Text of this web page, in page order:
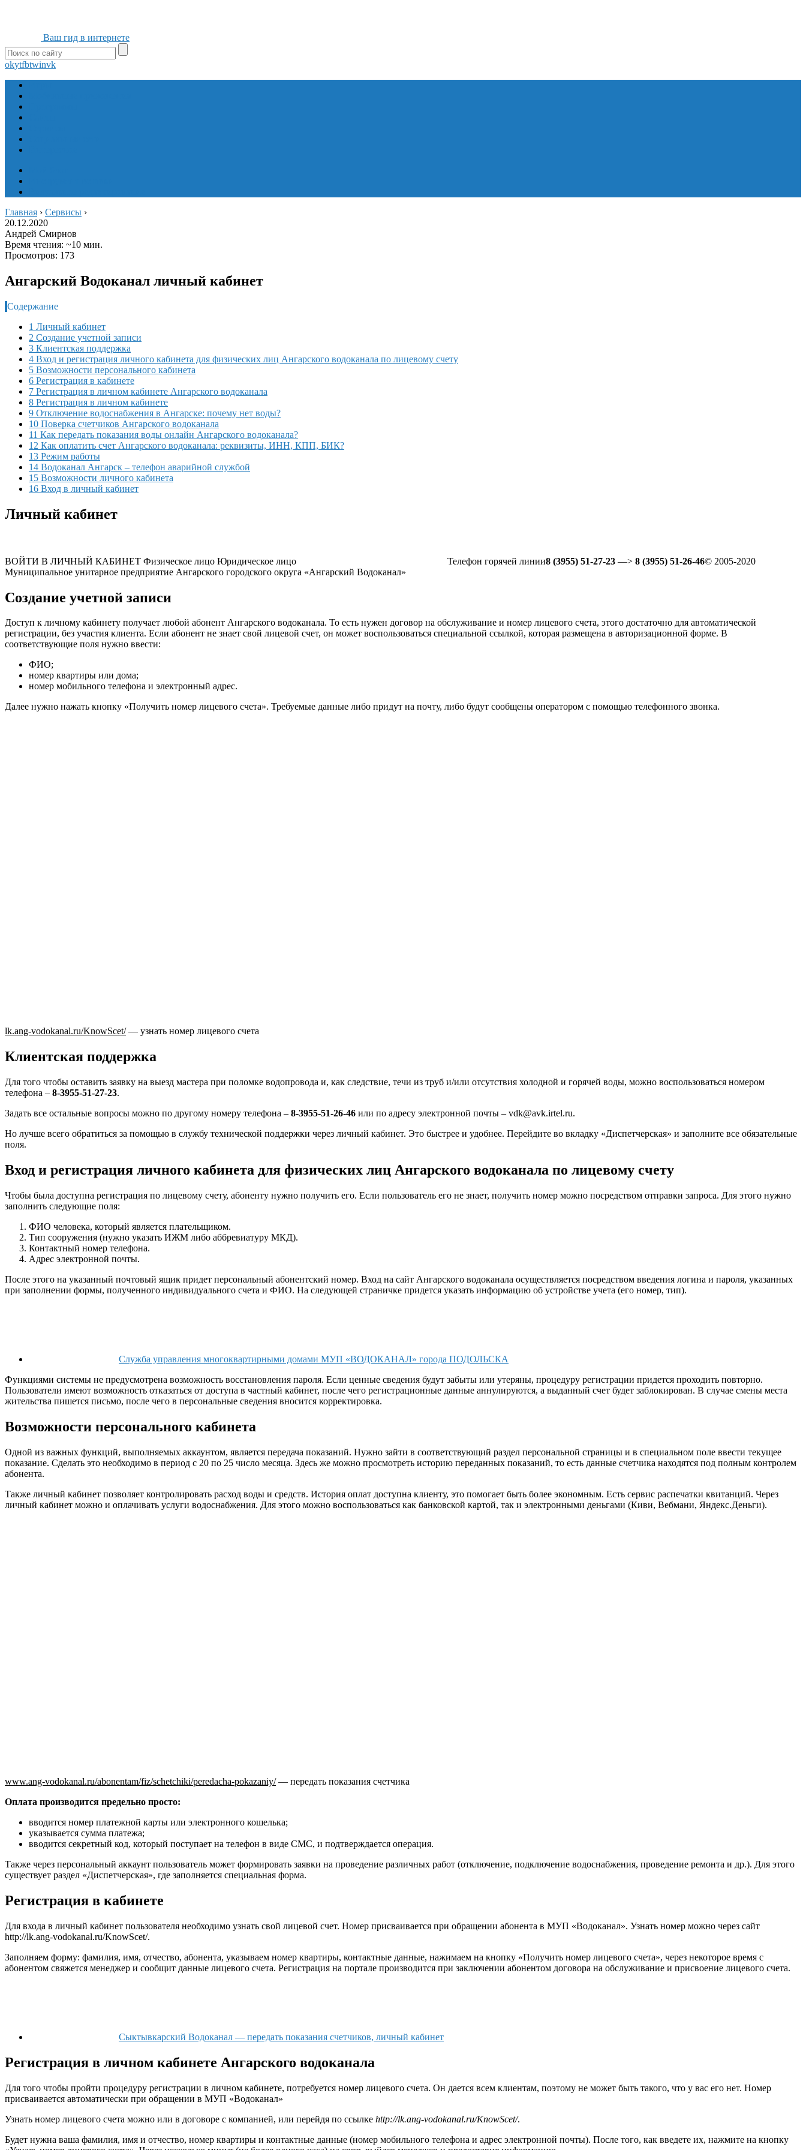
Ваш гид в интернете
okytfbtwinvk
Главная › Сервисы ›
20.12.2020
Андрей Смирнов
Время чтения: ~10 мин.
Просмотров: 173
Ангарский Водоканал личный кабинет
Содержание
1 Личный кабинет
2 Создание учетной записи
3 Клиентская поддержка
4 Вход и регистрация личного кабинета для физических лиц Ангарского водоканала по лицевому счету
5 Возможности персонального кабинета
6 Регистрация в кабинете
7 Регистрация в личном кабинете Ангарского водоканала
8 Регистрация в личном кабинете
9 Отключение водоснабжения в Ангарске: почему нет воды?
10 Поверка счетчиков Ангарского водоканала
11 Как передать показания воды онлайн Ангарского водоканала?
12 Как оплатить счет Ангарского водоканала: реквизиты, ИНН, КПП, БИК?
13 Режим работы
14 Водоканал Ангарск – телефон аварийной службой
15 Возможности личного кабинета
16 Вход в личный кабинет
Личный кабинет
ВОЙТИ В ЛИЧНЫЙ КАБИНЕТ Физическое лицо Юридическое лицо Телефон горячей линии8 (3955) 51-27-23 —> 8 (3955) 51-26-46© 2005-2020
Муниципальное унитарное предприятие Ангарского городского округа «Ангарский Водоканал»
Создание учетной записи
Доступ к личному кабинету получает любой абонент Ангарского водоканала. То есть нужен договор на обслуживание и номер лицевого счета, этого достаточно для автоматической
регистрации, без участия клиента. Если абонент не знает свой лицевой счет, он может воспользоваться специальной ссылкой, которая размещена в авторизационной форме. В
соответствующие поля нужно ввести:
ФИО;
номер квартиры или дома;
номер мобильного телефона и электронный адрес.
Далее нужно нажать кнопку «Получить номер лицевого счета». Требуемые данные либо придут на почту, либо будут сообщены оператором с помощью телефонного звонка.
lk.ang-vodokanal.ru/KnowScet/— узнать номер лицевого счета
Клиентская поддержка
Для того чтобы оставить заявку на выезд мастера при поломке водопровода и, как следствие, течи из труб и/или отсутствия холодной и горячей воды, можно воспользоваться номером
телефона – 8-3955-51-27-23.
Задать все остальные вопросы можно по другому номеру телефона – 8-3955-51-26-46 или по адресу электронной почты – vdk@avk.irtel.ru.
Но лучше всего обратиться за помощью в службу технической поддержки через личный кабинет. Это быстрее и удобнее. Перейдите во вкладку «Диспетчерская» и заполните все обязательные
поля.
Вход и регистрация личного кабинета для физических лиц Ангарского водоканала по лицевому счету
Чтобы была доступна регистрация по лицевому счету, абоненту нужно получить его. Если пользователь его не знает, получить номер можно посредством отправки запроса. Для этого нужно
заполнить следующие поля:
ФИО человека, который является плательщиком.
Тип сооружения (нужно указать ИЖМ либо аббревиатуру МКД).
Контактный номер телефона.
Адрес электронной почты.
После этого на указанный почтовый ящик придет персональный абонентский номер. Вход на сайт Ангарского водоканала осуществляется посредством введения логина и пароля, указанных
при заполнении формы, полученного индивидуального счета и ФИО. На следующей страничке придется указать информацию об устройстве учета (его номер, тип).
Служба управления многоквартирными домами МУП «ВОДОКАНАЛ» города ПОДОЛЬСКА
Функциями системы не предусмотрена возможность восстановления пароля. Если ценные сведения будут забыты или утеряны, процедуру регистрации придется проходить повторно.
Пользователи имеют возможность отказаться от доступа в частный кабинет, после чего регистрационные данные аннулируются, а выданный счет будет заблокирован. В случае смены места
жительства пишется письмо, после чего в персональные сведения вносится корректировка.
Возможности персонального кабинета
Одной из важных функций, выполняемых аккаунтом, является передача показаний. Нужно зайти в соответствующий раздел персональной страницы и в специальном поле ввести текущее
показание. Сделать это необходимо в период с 20 по 25 число месяца. Здесь же можно просмотреть историю переданных показаний, то есть данные счетчика находятся под полным контролем
абонента.
Также личный кабинет позволяет контролировать расход воды и средств. История оплат доступна клиенту, это помогает быть более экономным. Есть сервис распечатки квитанций. Через
личный кабинет можно и оплачивать услуги водоснабжения. Для этого можно воспользоваться как банковской картой, так и электронными деньгами (Киви, Вебмани, Яндекс.Деньги).
www.ang-vodokanal.ru/abonentam/fiz/schetchiki/peredacha-pokazaniy/— передать показания счетчика
Оплата производится предельно просто:
вводится номер платежной карты или электронного кошелька;
указывается сумма платежа;
вводится секретный код, который поступает на телефон в виде СМС, и подтверждается операция.
Также через персональный аккаунт пользователь может формировать заявки на проведение различных работ (отключение, подключение водоснабжения, проведение ремонта и др.). Для этого
существует раздел «Диспетчерская», где заполняется специальная форма.
Регистрация в кабинете
Для входа в личный кабинет пользователя необходимо узнать свой лицевой счет. Номер присваивается при обращении абонента в МУП «Водоканал». Узнать номер можно через сайт
http://lk.ang-vodokanal.ru/KnowScet/.
Заполняем форму: фамилия, имя, отчество, абонента, указываем номер квартиры, контактные данные, нажимаем на кнопку «Получить номер лицевого счета», через некоторое время с
абонентом свяжется менеджер и сообщит данные лицевого счета. Регистрация на портале производится при заключении абонентом договора на обслуживание и присвоение лицевого счета.
Сыктывкарский Водоканал — передать показания счетчиков, личный кабинет
Регистрация в личном кабинете Ангарского водоканала
Для того чтобы пройти процедуру регистрации в личном кабинете, потребуется номер лицевого счета. Он дается всем клиентам, поэтому не может быть такого, что у вас его нет. Номер
присваивается автоматически при обращении в МУП «Водоканал»
Узнать номер лицевого счета можно или в договоре с компанией, или перейдя по ссылке http://lk.ang-vodokanal.ru/KnowScet/.
Будет нужна ваша фамилия, имя и отчество, номер квартиры и контактные данные (номер мобильного телефона и адрес электронной почты). После того, как введете их, нажмите на кнопку